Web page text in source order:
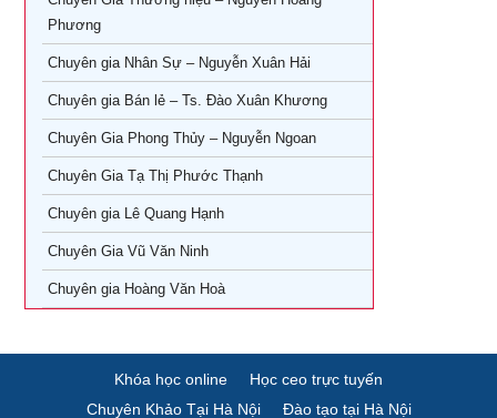
Khóa Học Giám Đốc Tài Chính tại TPHCM
Khóa học Giám Đốc Nhân Sự tại TPHCM
Khoá Học Giám Đốc Kinh Doanh tại TPHCM
Khóa học giám đốc Marketing tại TPHCM
Khóa học giám đốc sản xuất tại tpHCM
Phương
Chuyên gia Nhân Sự – Nguyễn Xuân Hải
Chuyên gia Bán lẻ – Ts. Đào Xuân Khương
Chuyên Gia Phong Thủy – Nguyễn Ngoan
Chuyên Gia Tạ Thị Phước Thạnh
Chuyên gia Lê Quang Hạnh
Chuyên Gia Vũ Văn Ninh
Chuyên gia Hoàng Văn Hoà
Khóa học online
Học ceo trực tuyến
Chuyên Khảo Tại Hà Nội
Đào tạo tại Hà Nội